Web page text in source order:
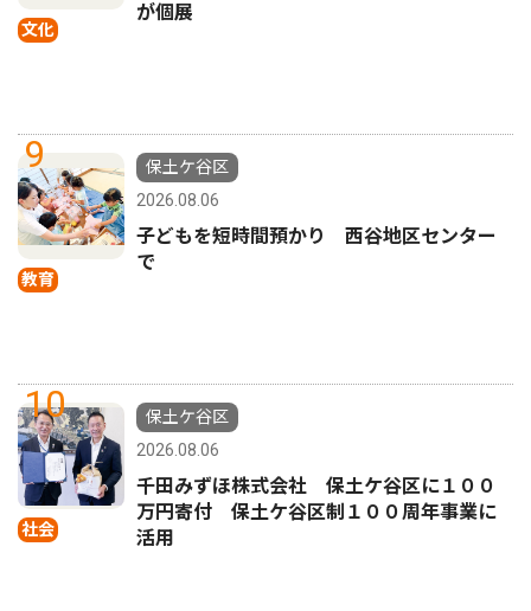
文化
が個展
9
教育
保土ケ谷区
2026.08.06
子どもを短時間預かり 西谷地区センター
で
10
社会
保土ケ谷区
2026.08.06
千田みずほ株式会社 保土ケ谷区に１００
万円寄付 保土ケ谷区制１００周年事業に
活用